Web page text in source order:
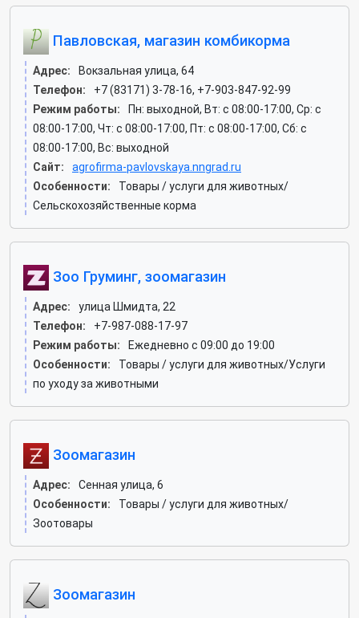
Павловская, магазин комбикорма
Адрес:
Вокзальная улица, 64
Телефон:
+7 (83171) 3-78-16, +7-903-847-92-99
Режим работы:
Пн: выходной, Вт: c 08:00-17:00, Ср: c
08:00-17:00, Чт: c 08:00-17:00, Пт: c 08:00-17:00, Сб: c
08:00-17:00, Вс: выходной
Сайт:
agrofirma-pavlovskaya.nngrad.ru
Особенности:
Товары / услуги для животных/
Сельскохозяйственные корма
Зоо Груминг, зоомагазин
Адрес:
улица Шмидта, 22
Телефон:
+7-987-088-17-97
Режим работы:
Ежедневно с 09:00 до 19:00
Особенности:
Товары / услуги для животных/Услуги
по уходу за животными
Зоомагазин
Адрес:
Сенная улица, 6
Особенности:
Товары / услуги для животных/
Зоотовары
Зоомагазин